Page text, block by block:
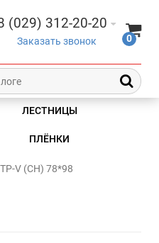
(029) 312-20-20
Заказать звонок 0
ЛЕСТНИЦЫ
ПЛЁНКИ
V (CH) 78*98